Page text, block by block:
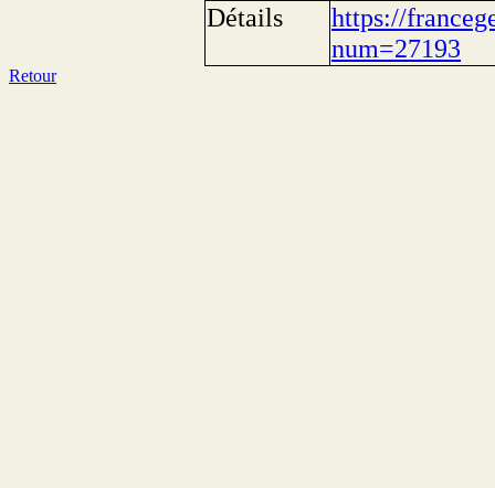
Détails
https://
num=27193
Retour